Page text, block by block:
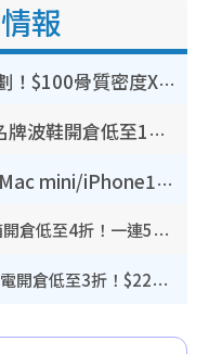
報
港大推賽馬會強化骨骼計劃！$100骨質密度X光檢查 完成免費運動訓練送超市禮券！附參加資格
開倉優惠 | 尖沙咀海港城名牌波鞋開倉低至1折！On鞋$899起／Joy&Peace鞋履$98起
豐澤優惠勁減低至44折！Mac mini/iPhone17Pro大減價！廚房家電$220起
開倉優惠｜尖沙咀名牌行李箱開倉低至4折！一連5日 American Tourister/ace./Hallmark $200起！
廚具開倉｜特福Tefal廚具/家電開倉低至3折！$220起買平底鍋/炒鑊/湯煲！電飯煲/吸塵機/燙斗$418起